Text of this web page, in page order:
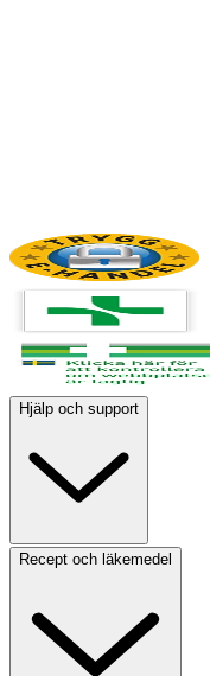
Hjälp och support
Recept och läkemedel